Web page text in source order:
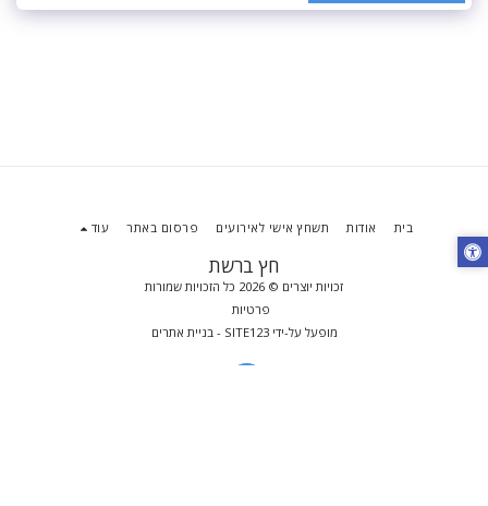
חץ ברשת
זכויות יוצרים © 2026 כל הזכויות שמורות
פרטיות
מופעל על-ידיSITE123
- בניית אתרים
בית אודות תשחץ אישי לאירועים פרסום באתר עוד